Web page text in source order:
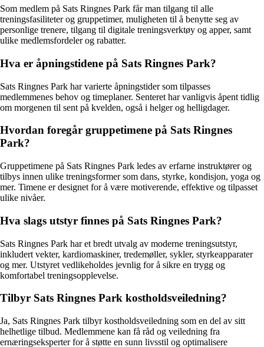
Som medlem på Sats Ringnes Park får man tilgang til alle
treningsfasiliteter og gruppetimer, muligheten til å benytte seg av
personlige trenere, tilgang til digitale treningsverktøy og apper, samt
ulike medlemsfordeler og rabatter.
Hva er åpningstidene på Sats Ringnes Park?
Sats Ringnes Park har varierte åpningstider som tilpasses
medlemmenes behov og timeplaner. Senteret har vanligvis åpent tidlig
om morgenen til sent på kvelden, også i helger og helligdager.
Hvordan foregår gruppetimene på Sats Ringnes
Park?
Gruppetimene på Sats Ringnes Park ledes av erfarne instruktører og
tilbys innen ulike treningsformer som dans, styrke, kondisjon, yoga og
mer. Timene er designet for å være motiverende, effektive og tilpasset
ulike nivåer.
Hva slags utstyr finnes på Sats Ringnes Park?
Sats Ringnes Park har et bredt utvalg av moderne treningsutstyr,
inkludert vekter, kardiomaskiner, tredemøller, sykler, styrkeapparater
og mer. Utstyret vedlikeholdes jevnlig for å sikre en trygg og
komfortabel treningsopplevelse.
Tilbyr Sats Ringnes Park kostholdsveiledning?
Ja, Sats Ringnes Park tilbyr kostholdsveiledning som en del av sitt
helhetlige tilbud. Medlemmene kan få råd og veiledning fra
ernæringseksperter for å støtte en sunn livsstil og optimalisere